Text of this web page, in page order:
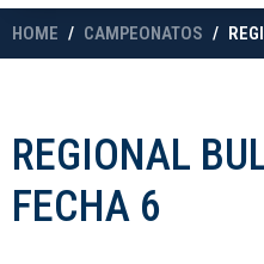
HOME CAMPEONATOS
REGIONAL
FECHA 6